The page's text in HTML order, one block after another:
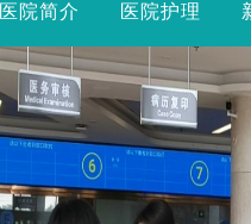
医院简介 医院护理